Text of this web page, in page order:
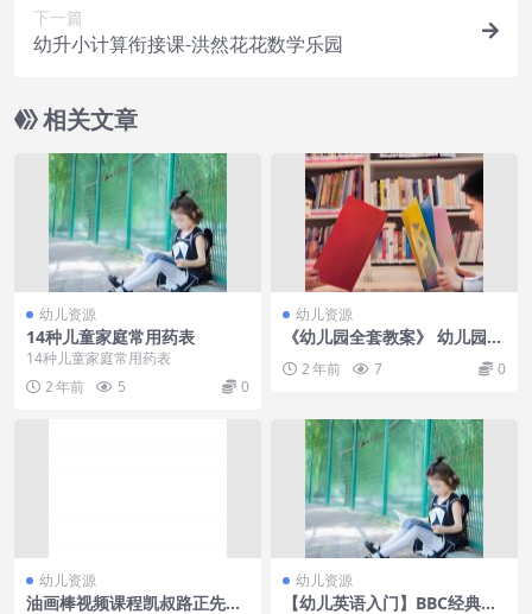
下一篇
幼升小计算衔接课-洪然花花数学乐园
相关文章
幼儿资源
14种儿童家庭常用药表
14种儿童家庭常用药表
2 年前
5 0
幼儿资源
《幼儿园全套教案》 幼儿园行
全 2 年前 7 0
幼儿资源
油画棒视频课程凯叔路正先零
幼儿资源
【幼儿英语入门】BBC经典的